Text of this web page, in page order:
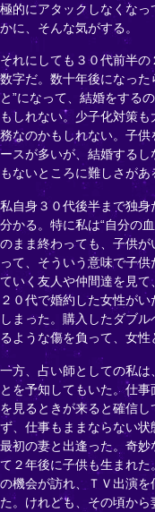
極的にアタックしなくな
かに、そんな気がする。
それにしても３０代前半
数字だ。数十年後になった
と”になって、結婚をする
もしれない。少子化対策
務なのかもしれない。子
ースが多いが、結婚する
もないところに難しさがあ
私自身３０代後半まで独身
分かる。特に私は“自分の
のまま終わっても、子供が
って、そういう意味で子
ていく友人や仲間達を見
２０代で婚約した女性が
しまった。購入したダブ
るような傷を負って、女性
一方、占い師としての私は
とを予知してもいた。仕
を見るときが来ると確信
ず、仕事もままならない
最初の妻と出逢った。奇
て２年後に子供も生まれ
の機会が訪れ、ＴＶ出演
た。けれども、その頃か